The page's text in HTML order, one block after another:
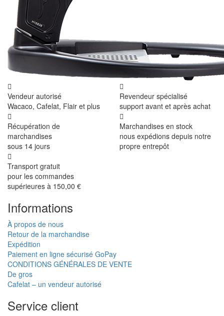
Vendeur autorisé
Wacaco, Cafelat, Flair et plus
Revendeur spécialisé
support avant et après achat
Récupération de
marchandises
sous 14 jours
Marchandises en stock
nous expédions depuis notre
propre entrepôt
Transport gratuit
pour les commandes
supérieures à 150,00 €
Informations
À propos de nous
Retour de la marchandise
Expédition
Paiement en ligne sécurisé GoPay
CONDITIONS GÉNÉRALES DE VENTE
De gros
Cafelat – un vendeur autorisé
Service client